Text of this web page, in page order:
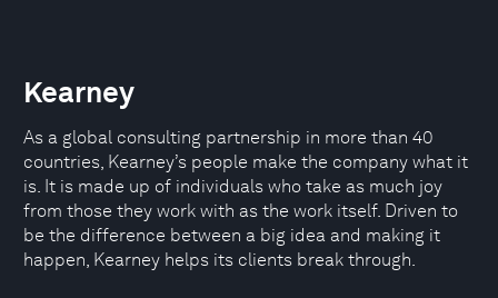
Kearney
As a global consulting partnership in more than 40
countries, Kearney’s people make the company what it
is. It is made up of individuals who take as much joy
from those they work with as the work itself. Driven to
be the difference between a big idea and making it
happen, Kearney helps its clients break through.